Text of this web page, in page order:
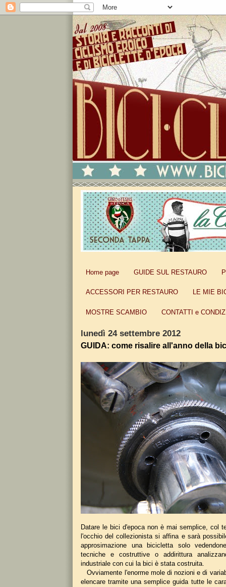
Home page GUIDE SUL RESTAURO
ACCESSORI PER RESTAURO LE MIE
MOSTRE SCAMBIO CONTATTI e
lunedì 24 settembre 2012
GUIDA: come risalire all'anno della
Datare le bici d'epoca non è mai semplice, col
l'occhio del collezionista si affina e sarà
approsimazione una bicicletta solo
tecniche e costruttive o addirittura
industriale con cui la bici è stata costruita.
Ovviamente l'enorme mole di nozioni e di
elencare tramite una semplice guida tutte le